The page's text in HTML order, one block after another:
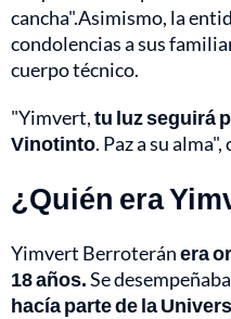
cancha".Asimismo, la
condolencias a sus
cuerpo técnico.
"Yimvert,tu luz seguirá
Vinotinto. Paz a su
¿Quién era
Yimvert Berroteránera
18 años.Se
hacía parte de la